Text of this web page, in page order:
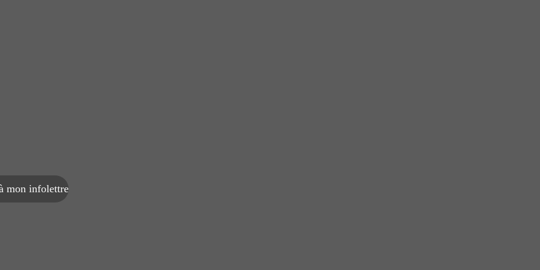
mon infolettre